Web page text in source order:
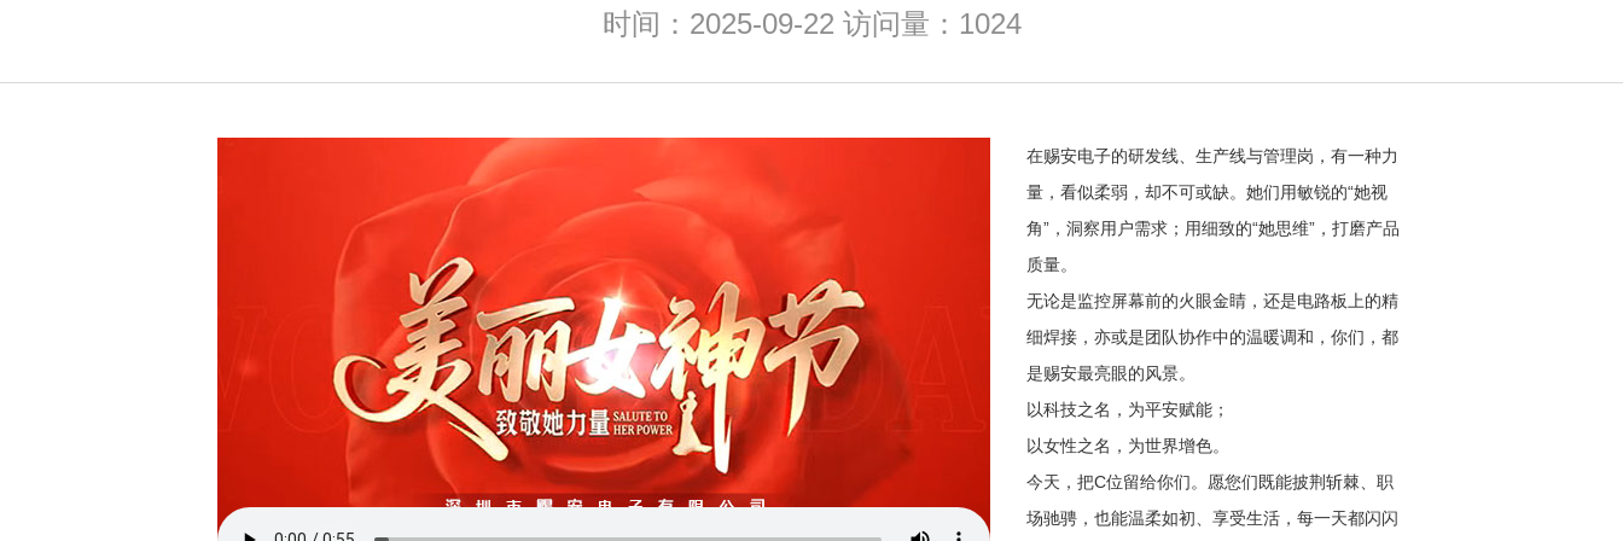
时间：2025-09-22 访问量：1024
在赐安电子的研发线、生产线与管理岗， 有一种力
量，看似柔弱，却不可或缺。 她们用敏锐的“她视
角”，洞察用户需求； 用细致的“她思维”，打磨产品
质量。
无论是监控屏幕前的火眼金睛， 还是电路板上的精
细焊接， 亦或是团队协作中的温暖调和， 你们，都
是赐安最亮眼的风景。
以科技之名，为平安赋能；
以女性之名，为世界增色。
今天，把C位留给你们。愿您们既能披荆斩棘、职
场驰骋，也能温柔如初、享受生活，每一天都闪闪